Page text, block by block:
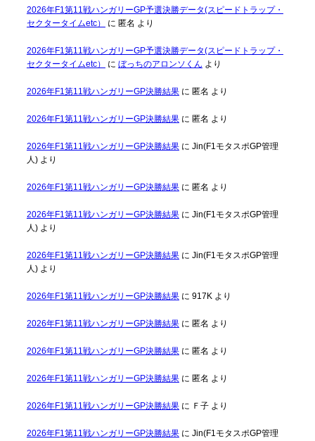
2026年F1第11戦ハンガリーGP予選決勝データ(スピードトラップ・
セクタータイムetc）
に 匿名 より
2026年F1第11戦ハンガリーGP予選決勝データ(スピードトラップ・
セクタータイムetc）
に ぼっちのアロンソくん より
2026年F1第11戦ハンガリーGP決勝結果に 匿名 より
2026年F1第11戦ハンガリーGP決勝結果に 匿名 より
2026年F1第11戦ハンガリーGP決勝結果に Jin(F1モタスポGP管理
人)より
2026年F1第11戦ハンガリーGP決勝結果に 匿名 より
2026年F1第11戦ハンガリーGP決勝結果に Jin(F1モタスポGP管理
人)より
2026年F1第11戦ハンガリーGP決勝結果に Jin(F1モタスポGP管理
人)より
2026年F1第11戦ハンガリーGP決勝結果に 917K より
2026年F1第11戦ハンガリーGP決勝結果に 匿名 より
2026年F1第11戦ハンガリーGP決勝結果に 匿名 より
2026年F1第11戦ハンガリーGP決勝結果に 匿名 より
2026年F1第11戦ハンガリーGP決勝結果に Ｆ子より
2026年F1第11戦ハンガリーGP決勝結果に Jin(F1モタスポGP管理